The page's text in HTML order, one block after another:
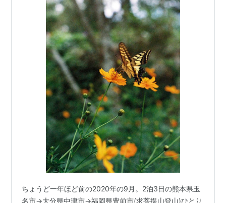
ちょうど一年ほど前の2020年の9月。2泊3日の熊本県玉
名市→大分県中津市→福岡県豊前市(求菩提山登山)ひとり